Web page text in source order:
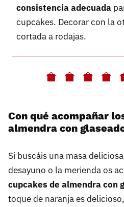
consistencia adecuada
cupcakes. Decorar con la
cortada a rodajas.
Con qué acompañar
almendra con
Si buscáis una masa
desayuno o la merienda os
cupcakes de almendra con
toque de naranja es